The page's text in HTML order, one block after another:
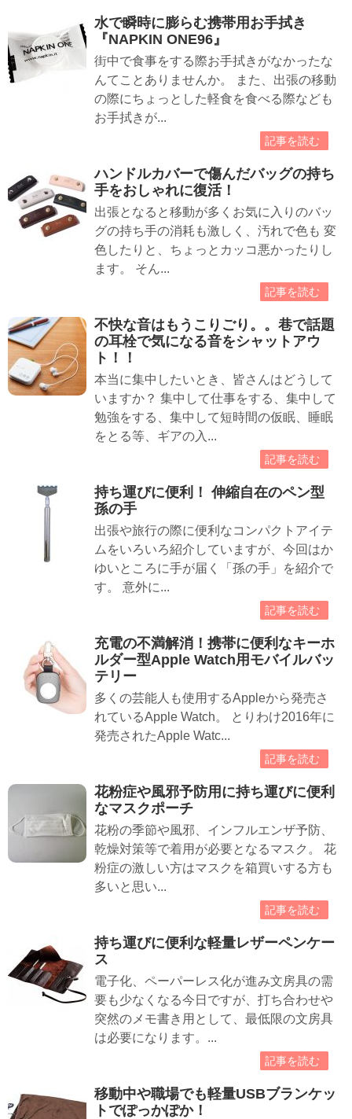
水で瞬時に膨らむ携帯用お手拭き
『NAPKIN ONE96』
街中で食事をする際お手拭きがなかったな
んてことありませんか。 また、出張の移動
の際にちょっとした軽食を食べる際なども
お手拭きが...
記事を読む
ハンドルカバーで傷んだバッグの持ち
手をおしゃれに復活！
出張となると移動が多くお気に入りのバッ
グの持ち手の消耗も激しく、汚れで色も 変
色したりと、ちょっとカッコ悪かったりし
ます。 そん...
記事を読む
不快な音はもうこりごり。。巷で話題
の耳栓で気になる音をシャットアウ
ト！！
本当に集中したいとき、皆さんはどうして
いますか？ 集中して仕事をする、集中して
勉強をする、集中して短時間の仮眠、睡眠
をとる等、ギアの入...
記事を読む
持ち運びに便利！ 伸縮自在のペン型
孫の手
出張や旅行の際に便利なコンパクトアイテ
ムをいろいろ紹介していますが、今回はか
ゆいところに手が届く「孫の手」を紹介で
す。 意外に...
記事を読む
充電の不満解消！携帯に便利なキーホ
ルダー型Apple Watch用モバイルバッ
テリー
多くの芸能人も使用するAppleから発売さ
れているApple Watch。 とりわけ2016年に
発売されたApple Watc...
記事を読む
花粉症や風邪予防用に持ち運びに便利
なマスクポーチ
花粉の季節や風邪、インフルエンザ予防、
乾燥対策等で着用が必要となるマスク。 花
粉症の激しい方はマスクを箱買いする方も
多いと思い...
記事を読む
持ち運びに便利な軽量レザーペンケー
ス
電子化、ペーパーレス化が進み文房具の需
要も少なくなる今日ですが、打ち合わせや
突然のメモ書き用として、最低限の文房具
は必要になります。...
記事を読む
移動中や職場でも軽量USBブランケッ
トでぽっかぽか！